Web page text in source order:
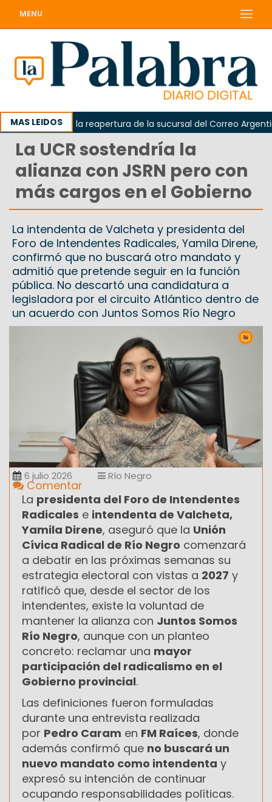
MENU
MAS LEIDOS
reclamó la reapertura de la sucursal del Correo Argentino en
La UCR sostendría la
alianza con JSRN pero con
más cargos en el Gobierno
La intendenta de Valcheta y presidenta del
Foro de Intendentes Radicales, Yamila Direne,
confirmó que no buscará otro mandato y
admitió que pretende seguir en la función
pública. No descartó una candidatura a
legisladora por el circuito Atlántico dentro de
un acuerdo con Juntos Somos Río Negro
6 julio 2026 Río Negro
Comentar
La presidenta del Foro de Intendentes
Radicales e intendenta de Valcheta,
Yamila Direne, aseguró que la Unión
Cívica Radical de Río Negro comenzará
a debatir en las próximas semanas su
estrategia electoral con vistas a 2027 y
ratificó que, desde el sector de los
intendentes, existe la voluntad de
mantener la alianza con Juntos Somos
Río Negro, aunque con un planteo
concreto: reclamar una mayor
participación del radicalismo en el
Gobierno provincial.
Las definiciones fueron formuladas
durante una entrevista realizada
por Pedro Caram en FM Raíces, donde
además confirmó que no buscará un
nuevo mandato como intendenta y
expresó su intención de continuar
ocupando responsabilidades políticas.